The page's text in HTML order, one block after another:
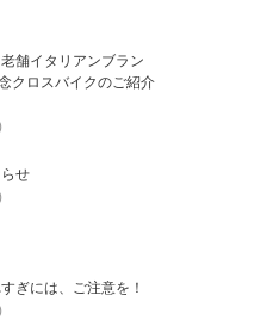
老舗イタリアンブラン
クロスバイクのご紹介
せ
ぎには、ご注意を！